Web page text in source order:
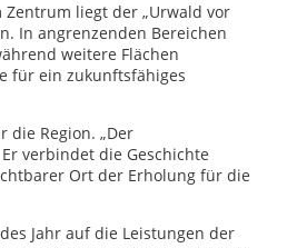
liegt der „Urwald vor
In angrenzenden Bereichen
weitere Flächen
für ein zukunftsfähiges
die Region. „Der
verbindet die Geschichte
Ort der Erholung für die
Jahr auf die Leistungen der